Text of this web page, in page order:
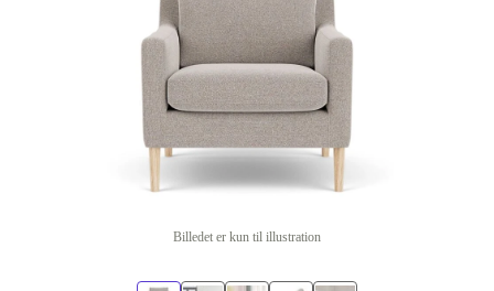
Billedet er kun til illustration